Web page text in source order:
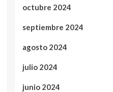
octubre 2024
septiembre 2024
agosto 2024
julio 2024
junio 2024